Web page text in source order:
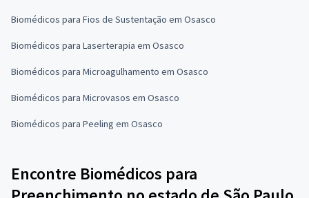
Biomédicos para Fios de Sustentação em Osasco
Biomédicos para Laserterapia em Osasco
Biomédicos para Microagulhamento em Osasco
Biomédicos para Microvasos em Osasco
Biomédicos para Peeling em Osasco
Encontre Biomédicos para